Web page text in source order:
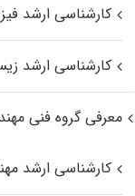
کارشناسی ارشد
کارشناسی ارشد
معرفی گروه فنی
کارشناسی ارشد